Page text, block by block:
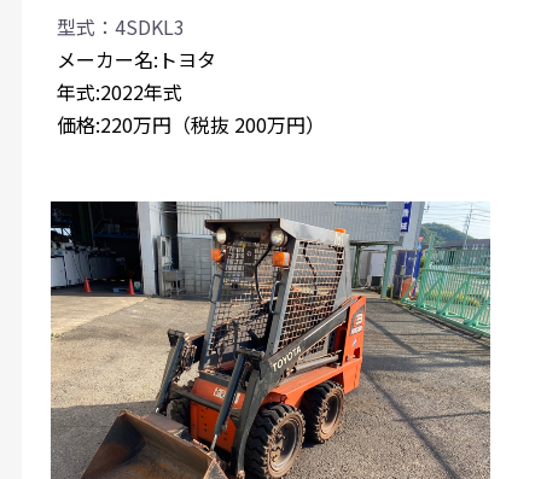
型式：4SDKL3
メーカー名:トヨタ
年式:2022年式
価格:220万円（税抜 200万円）